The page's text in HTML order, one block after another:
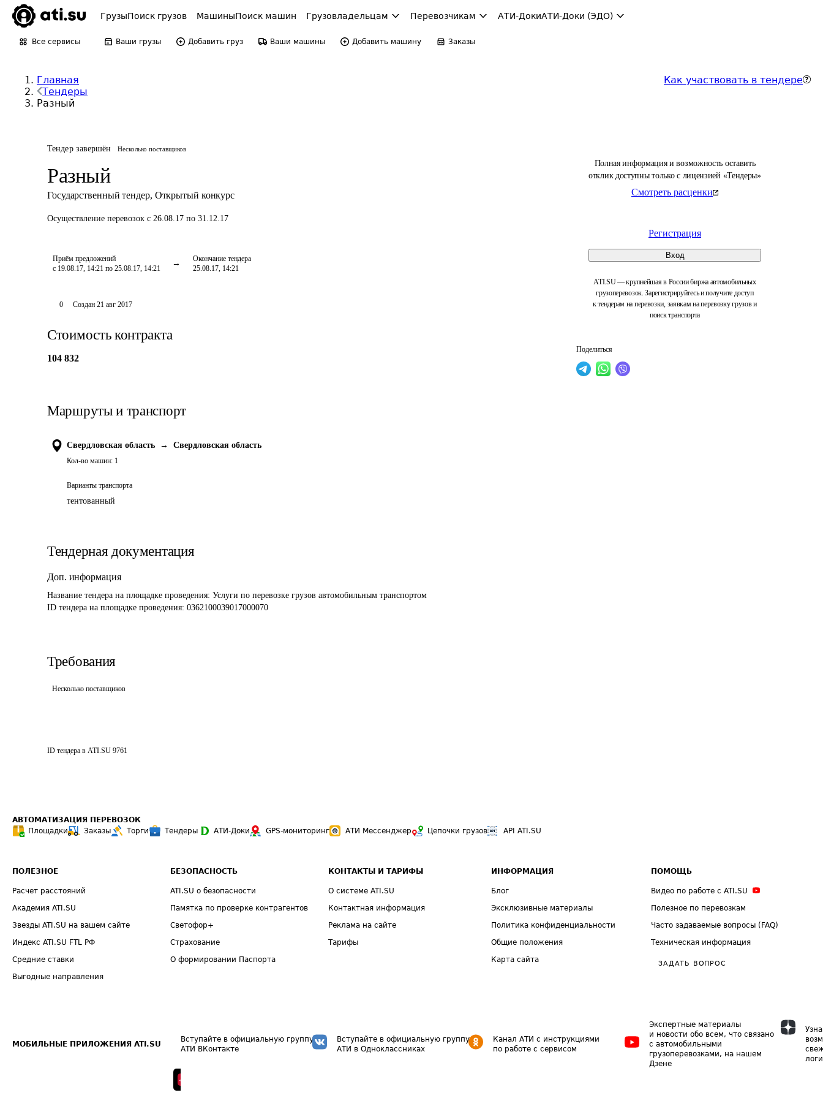
ГрузыПоиск грузов МашиныПоиск машин Грузовладельцам Перевозчикам АТИ-ДокиАТИ-Доки (ЭДО)
Все сервисы Ваши грузы Добавить груз Ваши машины Добавить машину Заказы
Главная
Тендеры
Разный
Как участвовать в тендере
Тендер завершён Несколько поставщиков
Разный
Государственный тендер, Открытый конкурс
Осуществление перевозок с 26.08.17 по 31.12.17
Приём предложений
с 19.08.17, 14:21 по 25.08.17, 14:21
Окончание тендера
25.08.17, 14:21
Полная информация и возможность оставить
отклик доступны только с лицензией «Тендеры»
Смотреть расценки
Регистрация
Вход
ATI.SU — крупнейшая в России биржа автомобильных
грузоперевозок. Зарегистрируйтесь и получите доступ
к тендерам на перевозки, заявкам на перевозку грузов и
поиск транспорта
Поделиться
0 Создан 21 авг 2017
Стоимость контракта
104 832
Маршруты и транспорт
Свердловская область → Свердловская область
Кол-во машин: 1
Варианты транспорта
тентованный
Тендерная документация
Доп. информация
Название тендера на площадке проведения: Услуги по перевозке грузов автомобильным транспортом
ID тендера на площадке проведения: 0362100039017000070
Требования
Несколько поставщиков
ID тендера в ATI.SU 9761
АВТОМАТИЗАЦИЯ ПЕРЕВОЗОК
Площадки
Заказы Торги Тендеры АТИ-Доки GPS-мониторинг АТИ Мессенджер Цепочки грузов API ATI.SU
ПОЛЕЗНОЕ
Расчет расстояний
Академия ATI.SU
Звезды ATI.SU на вашем сайте
Индекс ATI.SU FTL РФ
Средние ставки
Выгодные направления
БЕЗОПАСНОСТЬ
ATI.SU о безопасности
Памятка по проверке контрагентов
Светофор+
Страхование
О формировании Паспорта
КОНТАКТЫ И ТАРИФЫ
О системе ATI.SU
Контактная информация
Реклама на сайте
Тарифы
ИНФОРМАЦИЯ
Блог
Эксклюзивные материалы
Политика конфиденциальности
Общие положения
Карта сайта
ПОМОЩЬ
Видео по работе с ATI.SU
Полезное по перевозкам
Часто задаваемые вопросы (FAQ)
Техническая информация
ЗАДАТЬ ВОПРОС
МОБИЛЬНЫЕ ПРИЛОЖЕНИЯ ATI.SU
Вступайте в официальную группу
АТИ ВКонтакте
Вступайте в официальную группу
АТИ в Одноклассниках
Канал АТИ с инструкциями
по работе с сервисом
Экспертные материалы
и новости обо всем, что связано
с автомобильными
грузоперевозками, на нашем
Дзене